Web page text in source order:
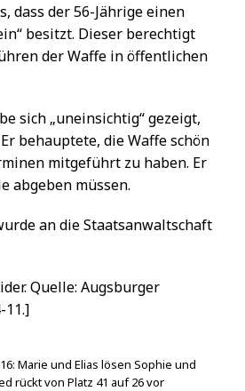
dass der 56-Jährige einen
besitzt. Dieser berechtigt
der Waffe in öffentlichen
sich „uneinsichtig“ gezeigt,
behauptete, die Waffe schön
mitgeführt zu haben. Er
abgeben müssen.
an die Staatsanwaltschaft
Quelle: Augsburger
11.]
Marie und Elias lösen Sophie und
rückt von Platz 41 auf 26 vor